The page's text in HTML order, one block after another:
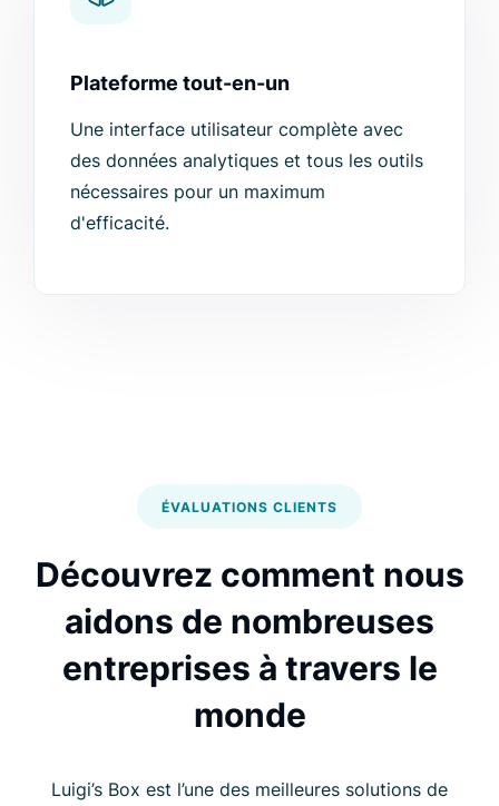
Plateforme tout-en-un
Une interface utilisateur complète avec
des données analytiques et tous les outils
nécessaires pour un maximum
d'efficacité.
ÉVALUATIONS CLIENTS
Découvrez comment nous
aidons de nombreuses
entreprises à travers le
monde
Luigi’s Box est l’une des meilleures solutions de